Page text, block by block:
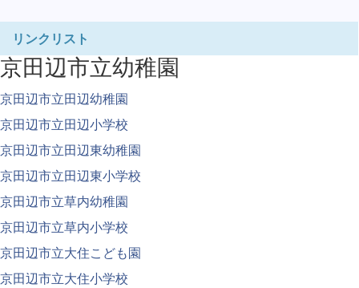
リンクリスト
京田辺市立幼稚園
京田辺市立田辺幼稚園
京田辺市立田辺小学校
京田辺市立田辺東幼稚園
京田辺市立田辺東小学校
京田辺市立草内幼稚園
京田辺市立草内小学校
京田辺市立大住こども園
京田辺市立大住小学校